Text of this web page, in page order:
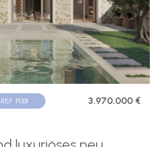
REF. P1331 3.970.000 €